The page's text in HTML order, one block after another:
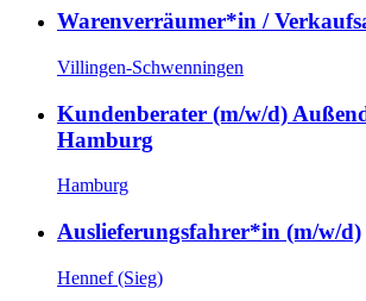
Warenverräumer*in /
Villingen-Schwenningen
Kundenberater (m/w/d)
Hamburg
Hamburg
Auslieferungsfahrer*in (m/w/d)
Hennef (Sieg)